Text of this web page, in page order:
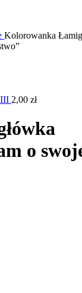
Kolorowanka
III 2,00 zł
o